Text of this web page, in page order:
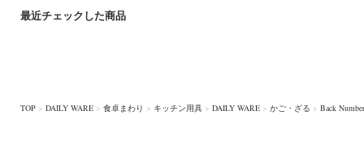
最近チェックした商品
TOP > DAILY WARE > 食卓まわり > キッチン用具 > DAILY WARE > かご・ざる > Back Number